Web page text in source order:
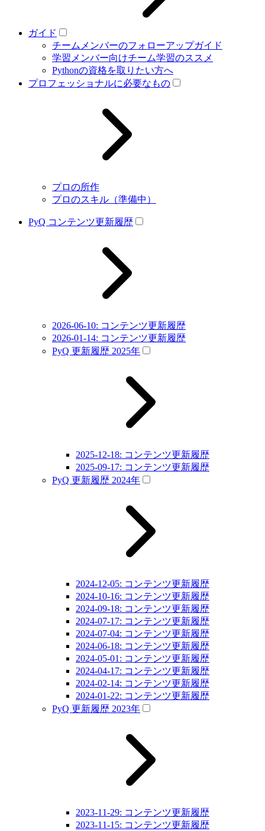
ガイド
チームメンバーのフォローアップガイド
学習メンバー向けチーム学習のススメ
Pythonの資格を取りたい方へ
プロフェッショナルに必要なもの
プロの所作
プロのスキル（準備中）
PyQ コンテンツ更新履歴
2026-06-10: コンテンツ更新履歴
2026-01-14: コンテンツ更新履歴
PyQ 更新履歴 2025年
2025-12-18: コンテンツ更新履歴
2025-09-17: コンテンツ更新履歴
PyQ 更新履歴 2024年
2024-12-05: コンテンツ更新履歴
2024-10-16: コンテンツ更新履歴
2024-09-18: コンテンツ更新履歴
2024-07-17: コンテンツ更新履歴
2024-07-04: コンテンツ更新履歴
2024-06-18: コンテンツ更新履歴
2024-05-01: コンテンツ更新履歴
2024-04-17: コンテンツ更新履歴
2024-02-14: コンテンツ更新履歴
2024-01-22: コンテンツ更新履歴
PyQ 更新履歴 2023年
2023-11-29: コンテンツ更新履歴
2023-11-15: コンテンツ更新履歴